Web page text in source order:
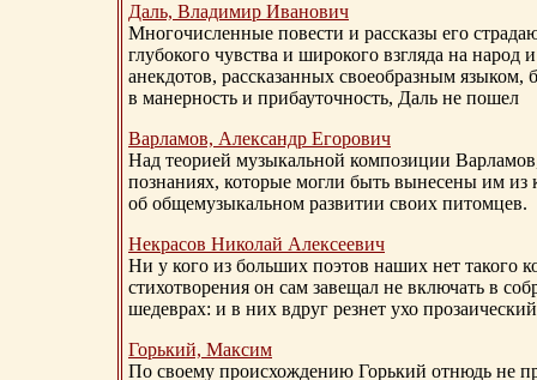
Даль, Владимир Иванович
Многочисленные повести и рассказы его
глубокого чувства и широкого взгляда на
анекдотов, рассказанных своеобразным
в манерность и прибауточность, Даль не пошел
Варламов, Александр Егорович
Над теорией музыкальной композиции
познаниях, которые могли быть вынесены им из
об общемузыкальном развитии своих питомцев.
Некрасов Николай Алексеевич
Ни у кого из больших поэтов наших нет такого
стихотворения он сам завещал не включать в
шедеврах: и в них вдруг резнет ухо
Горький, Максим
По своему происхождению Горький отнюдь не